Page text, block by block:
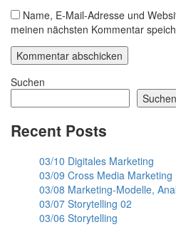
Name, E-Mail-Adresse und
meinen nächsten Kommentar
Suchen
Suchen
Recent Posts
03/10 Digitales Marketing
03/09 Cross Media Marketing
03/08 Marketing-Modelle,
03/07 Storytelling 02
03/06 Storytelling